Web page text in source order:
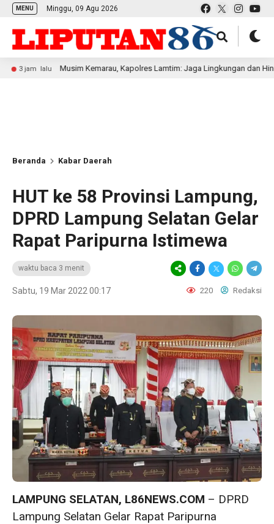
MENU Minggu, 09 Agu 2026
Musim Kemarau, Kapolres Lamtim: Jaga Lingkungan dan Hindari
Beranda Kabar Daerah
HUT ke 58 Provinsi Lampung,
DPRD Lampung Selatan Gelar
Rapat Paripurna Istimewa
waktu baca 3 menit
Sabtu, 19 Mar 2022 00:17 220 Redaksi
LAMPUNG SELATAN, L86NEWS.COM – DPRD
Lampung Selatan Gelar Rapat Paripurna